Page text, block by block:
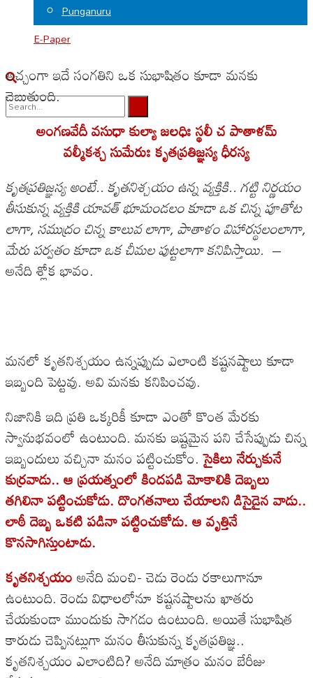
Punganuru
E-Paper
No Result
View All Result
అచ్చంగా ఇదే సంగతిని ఒక సుభాషితం కూడా మనకు
చెబుతుంది.
అంగణవేదీ వసుధా కుల్యా జలధిః స్థలీ చ పాతాళమ్
వల్మీకశ్చ సుమేరుః కృతప్రతిజ్ఞస్య ధీరస్య
కృతప్రతిజ్ఞస్య అంటే.. కృతనిశ్చయం ఉన్న వ్యక్తికి.. గట్టి నిర్ణయం
తీసుకున్న వ్యక్తికి యావత్ భూమండలం కూడా ఒక చిన్న పూతోట
లాగా, సముద్రం చిన్న కాలువ లాగా, పాతాళం విహారస్థలంలాగా,
మేరు పర్వతం కూడా ఒక చీమల పుట్టలాగా కనిపిస్తాయి. –
అనేది శ్లోక భావం.
మనలో కృతనిశ్చయం ఉన్నప్పుడు ఎలాంటి కష్టనష్టాలు కూడా
ఇబ్బంది పెట్టవు. అవి మనకు కనిపించవు.
నిజానికి ఇది ప్రతి ఒక్కరికీ కూడా ఎంతో కొంత మేరకు
స్వానుభవంలో ఉంటుంది. మనకు ఇష్టమైన పని చేసేప్పుడు చిన్న
ఇబ్బందులు వచ్చినా మనం పట్టించుకోం.సైకిలు నేర్చుకునే
కుర్రవాడు.. ఆ ప్రయత్నంలో కిందపడి మోకాలికి దెబ్బలు
తగిలినా పట్టించుకోడు. దొంగతనాలు చేయాలని డిసైడైన వాడు..
లాఠీ దెబ్బ ఒకటి పడినా పట్టించుకోడు. ఆ వృత్తినే
కొనసాగిస్తుంటాడు.
కృతనిశ్చయంఅనేది మంచి- చెడు రెండు రకాలుగానూ
ఉంటుంది. రెండు విధాలలోనూ కష్టనష్టాలను ఖాతరు
చేయకుండా ముందుకు సాగడం ఉంటుంది. అయితే సుభాషిత
కారుడు చెప్పినట్లుగా మనం తీసుకున్న కృతప్రతిజ్ఞ..
కృతనిశ్చయం ఎలాంటిది? అనేది మాత్రం మనం బేరీజు